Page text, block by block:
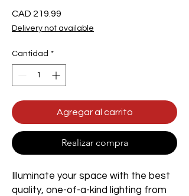
CAD 219.99
Delivery not available
Cantidad *
Agregar al carrito
Realizar compra
Illuminate your space with the best
quality, one-of-a-kind lighting from